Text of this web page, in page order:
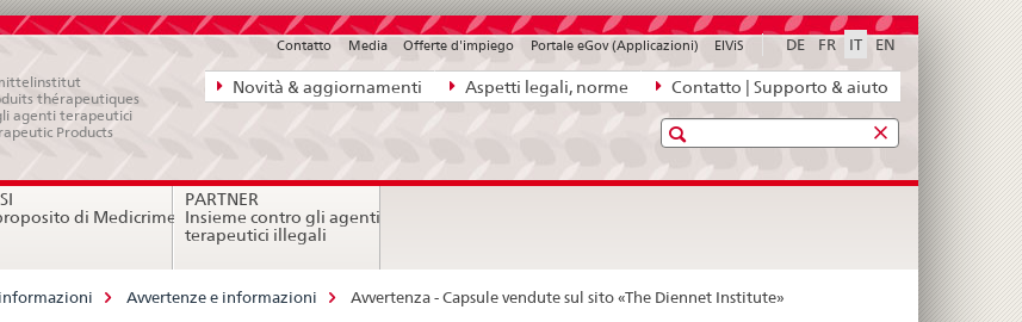
Navigazione
diretta:
aspetti
legali,
contatto
Novità & aggiornamenti Aspetti legali, norme Contatto | Supporto & aiuto
DE FR IT EN
Contatto Media Offerte d'impiego Portale eGov (Applicazioni) ElViS
thérapeutiques
agenti terapeutici
Products
Ricerca
di Medicrime
PARTNER
Insieme contro gli agenti
terapeutici illegali
informazioni Avvertenze e informazioni Avvertenza - Capsule vendute sul sito «The Diennet Institute»